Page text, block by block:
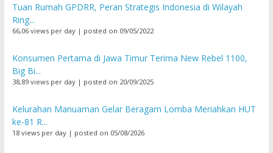
Tuan Rumah GPDRR, Peran Strategis Indonesia di Wilayah
Ring...
66,06 views per day| posted on 09/05/2022
Konsumen Pertama di Jawa Timur Terima New Rebel 1100,
Big Bi...
38,89 views per day| posted on 20/09/2025
Kelurahan Manuaman Gelar Beragam Lomba Meriahkan HUT
ke-81 R...
18 views per day| posted on 05/08/2026